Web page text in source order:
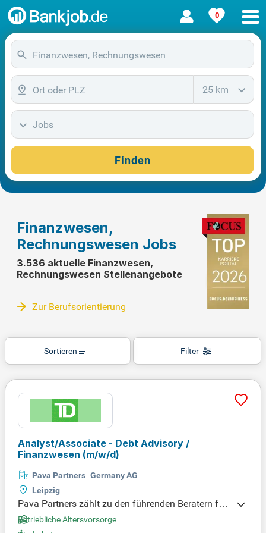
0
25 km
Jobs
Finden
Finanzwesen,
Rechnungswesen Jobs
3.536 aktuelle Finanzwesen,
Rechnungswesen Stellenangebote
Zur Berufsorientierung
Filter
Sortieren
Analyst/Associate - Debt Advisory /
Finanzwesen (m/w/d)
Pava Partners Germany AG
Leipzig
Pava Partners zählt zu den führenden Beratern für
Tech-M&A und Finanzierung in Europa. Wir bieten
maßgeschneiderte Lösungen für wachstumsstarke
Betriebliche Altersvorsorge